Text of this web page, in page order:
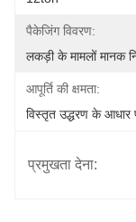
पैकेजिंग विवरण:
लकड़ी के मामलों मानक
आपूर्ति की क्षमता:
विस्तृत उद्धरण के आधार
प्रमुखता देना: